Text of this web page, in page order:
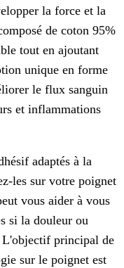
la force et la
de coton 95%
tout en ajoutant
unique en forme
le flux sanguin
et inflammations
adaptés à la
les sur votre poignet
vous aider à vous
si la douleur ou
L'objectif principal de
sur le poignet est